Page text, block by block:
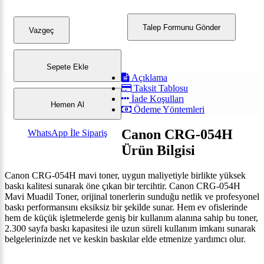
Talep Formunu Gönder
Vazgeç
Sepete Ekle
Hemen Al
WhatsApp İle Sipariş
Açıklama
Taksit Tablosu
İade Koşulları
Ödeme Yöntemleri
Canon CRG-054H
Ürün Bilgisi
Canon CRG-054H mavi toner, uygun maliyetiyle birlikte yüksek
baskı kalitesi sunarak öne çıkan bir tercihtir. Canon CRG-054H
Mavi Muadil Toner, orijinal tonerlerin sunduğu netlik ve profesyonel
baskı performansını eksiksiz bir şekilde sunar. Hem ev ofislerinde
hem de küçük işletmelerde geniş bir kullanım alanına sahip bu toner,
2.300 sayfa baskı kapasitesi ile uzun süreli kullanım imkanı sunarak
belgelerinizde net ve keskin baskılar elde etmenize yardımcı olur.